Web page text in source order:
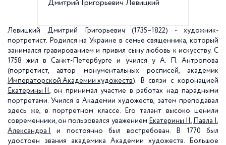
Дмитрий Григорьевич Левицкий
х
Левицкий Дмитрий Григорьевич (1735–1822) - художник-
портретист. Родился на Украине в семье священника, который
занимался гравированием и привил сыну любовь к искусству. С
1758 жил в Санкт-Петербурге и учился у А. П. Антропова
(портретист, автор монументальных росписей, академик
Императорской Академии художеств). В связи с коронацией
Екатерины II, он принимал участие в работах над парадными
портретами. Учился в Академии художеств, затем преподавал
здесь же, в портретном классе. Его талант высоко ценили
современники, он пользовался уважением Екатерины II, Павла I,
Александра I
и постоянно был востребован. В 1770 был
удостоен звания академика Академии художеств. Большое